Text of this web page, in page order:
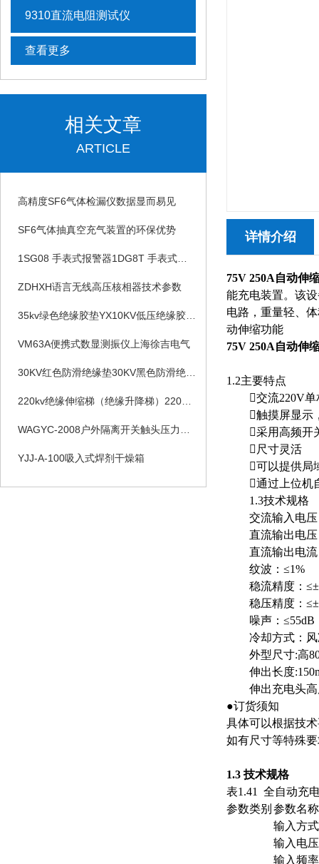
9310直流电阻测试仪
查看更多
相关文章
ARTICLE
高精度SF6气体检漏仪数据显而易见
SF6气体抽真空充气装置的环保优势
ZDHXH语言无线高压核相器技术参数
VM63A便携式数显测振仪上海徐吉电气
YJJ-A-100吸入式焊剂干燥箱
详情介绍
75V 250A自动伸
能充电装置。该
电路，重量轻、
动伸缩功能
75V 250A自动伸
1.2主要特点
交流220V单
触摸屏显示，
采用高频开
尺寸灵活
可以提供局域
通过上位机
1.3技术规格
交流输入电压
直流输出电压
直流输出电流
纹波：≤1%
稳流精度：
稳压精度：
噪声：≤55dB
冷却方式：风
外型尺寸:高
伸出长度
伸出充电头高
●订货须知
具体可以根据技
如有尺寸等特殊
1.3 技术规格
表1.41 全自动充
参数类别 参数名称
输入方式
输入电压
输入频率